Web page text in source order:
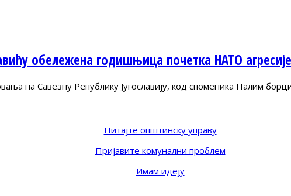
обележена годишњица почетка НАТО агресије
на Савезну Републику Југославију, код споменика Палим
Питајте општинску управу
Пријавите комунални проблем
Имам идеју